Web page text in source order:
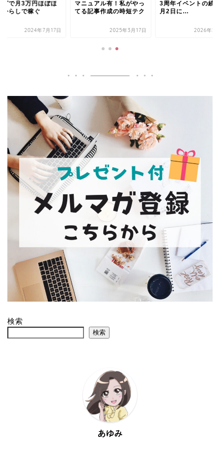
グで月3万円ほぼほ
からしで稼ぐ
2024年7月17日
マニュアル有！私がやっ
てる記事作成の時短テク
2025年3月17日
3周年イベントの続
月2日に…
2026年2
検索
検索
あゆみ